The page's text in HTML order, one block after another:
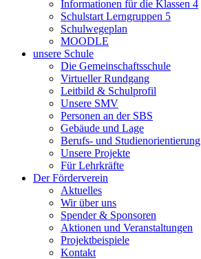
Informationen für die Klassen 4
Schulstart Lerngruppen 5
Schulwegeplan
MOODLE
unsere Schule
Die Gemeinschaftsschule
Virtueller Rundgang
Leitbild & Schulprofil
Unsere SMV
Personen an der SBS
Gebäude und Lage
Berufs- und Studienorientierung
Unsere Projekte
Für Lehrkräfte
Der Förderverein
Aktuelles
Wir über uns
Spender & Sponsoren
Aktionen und Veranstaltungen
Projektbeispiele
Kontakt